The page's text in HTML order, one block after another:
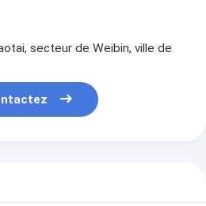
secteur de Weibin, ville de